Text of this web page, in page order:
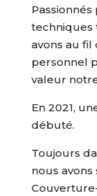
techniques
avons au fil
personnel
valeur
En 2021,
débuté.
Toujours
nous avons